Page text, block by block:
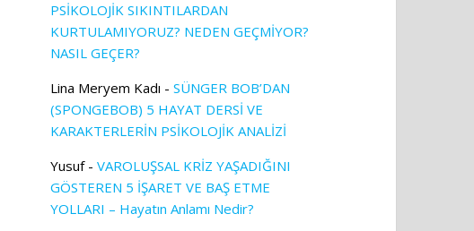
PSİKOLOJİK SIKINTILARDAN
KURTULAMIYORUZ? NEDEN GEÇMİYOR?
NASIL GEÇER?
Lina Meryem Kadı - SÜNGER BOB’DAN
(SPONGEBOB) 5 HAYAT DERSİ VE
KARAKTERLERİN PSİKOLOJİK ANALİZİ
Yusuf- VAROLUŞSAL KRİZ YAŞADIĞINI
GÖSTEREN 5 İŞARET VE BAŞ ETME
YOLLARI – Hayatın Anlamı Nedir?